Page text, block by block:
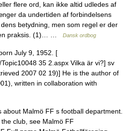
flere ord, kan ikke altid udledes af
da undertiden af forbindelsens
betydning, men som regel er der
praksis. (1)… …
Dansk ordbog
July 9, 1952. [
35 2.aspx Vilka är vi?] sv
2007 02 19)] He is the author of
written in collaboration with
Malmö FF s football department.
club, see Malmö FF